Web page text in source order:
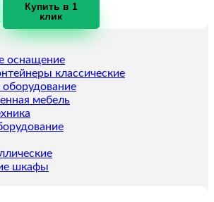
Купить в 1
клик
оснащение
классические
оборудование
мебель
шкафы